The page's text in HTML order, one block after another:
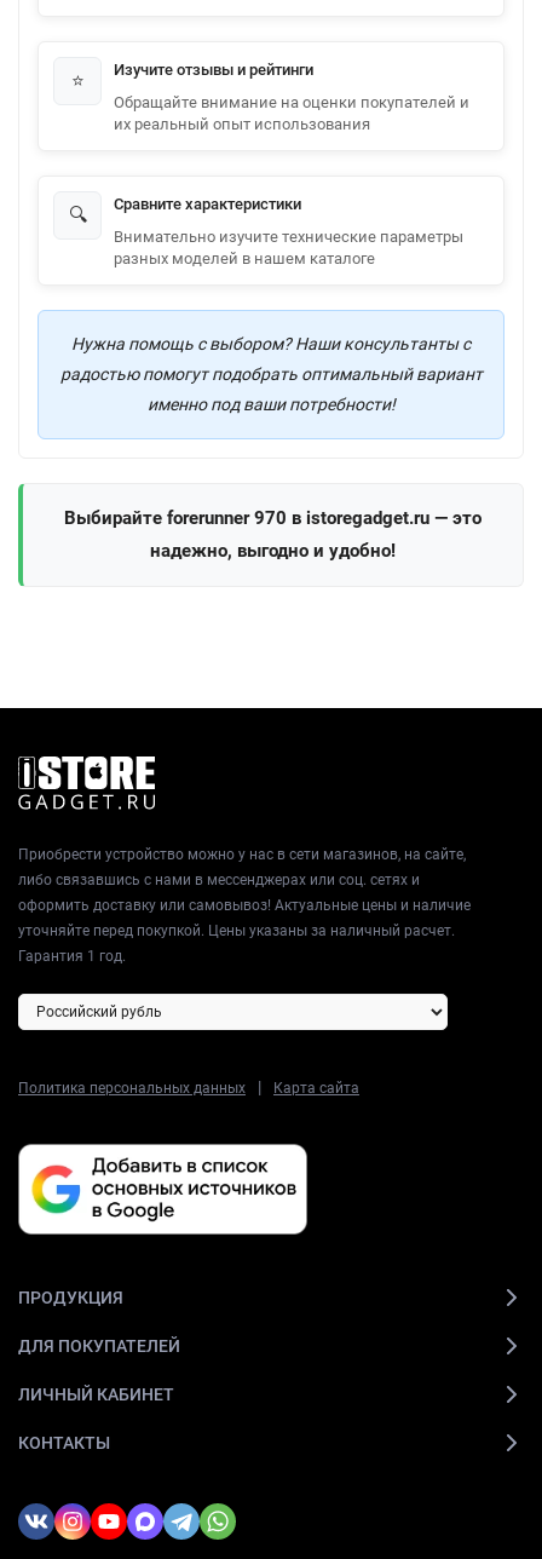
⭐
Изучите отзывы и рейтинги
Обращайте внимание на оценки покупателей и
их реальный опыт использования
🔍
Сравните характеристики
Внимательно изучите технические параметры
разных моделей в нашем каталоге
Нужна помощь с выбором? Наши консультанты с
радостью помогут подобрать оптимальный вариант
именно под ваши потребности!
Выбирайте forerunner 970 в istoregadget.ru — это
надежно, выгодно и удобно!
Приобрести устройство можно у нас в сети магазинов, на сайте,
либо связавшись с нами в мессенджерах или соц. сетях и
оформить доставку или самовывоз! Актуальные цены и наличие
уточняйте перед покупкой. Цены указаны за наличный расчет.
Гарантия 1 год.
Политика персональных данных | Карта сайта
ПРОДУКЦИЯ
ДЛЯ ПОКУПАТЕЛЕЙ
ЛИЧНЫЙ КАБИНЕТ
КОНТАКТЫ